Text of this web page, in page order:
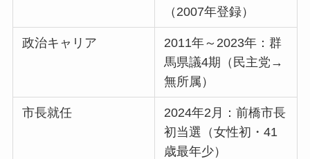
（2007年登録）
政治キャリア
2011年～2023年：群
馬県議4期（民主党→
無所属）
市長就任
2024年2月：前橋市長
初当選（女性初・41
歳最年少）